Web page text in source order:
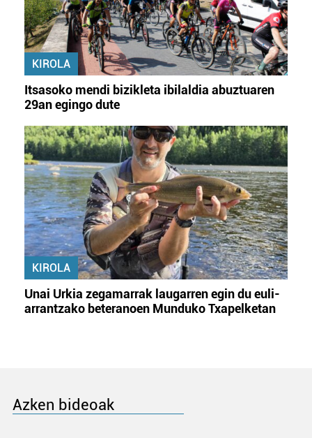
KIROLA
Itsasoko mendi bizikleta ibilaldia abuztuaren
29an egingo dute
KIROLA
Unai Urkia zegamarrak laugarren egin du euli-
arrantzako beteranoen Munduko Txapelketan
Azken bideoak